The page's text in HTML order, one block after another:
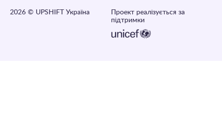
2026 © UPSHIFT Україна
Проект реалізується за
підтримки